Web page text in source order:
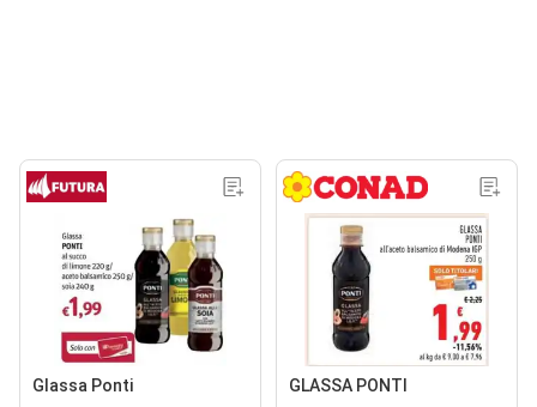
Glassa Ponti GLASSA PONTI